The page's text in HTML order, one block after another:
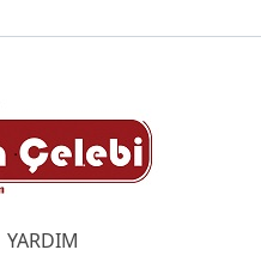
YARDIM